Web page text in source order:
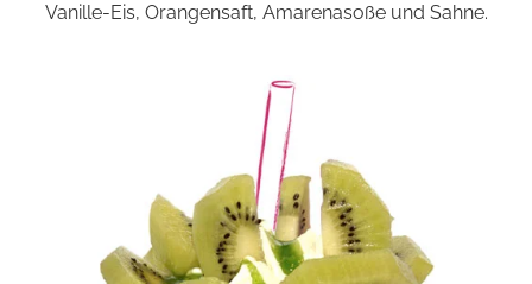
Vanille-Eis, Orangensaft, Amarenasoße und Sahne.